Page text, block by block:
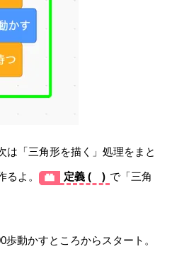
は「三角形を描く」処理をまと
よ。 定義 ( ) で「三角
動かすところからスタート。